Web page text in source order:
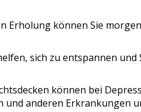
Erholung können Sie
sich zu entspannen und
können bei
anderen Erkrankungen